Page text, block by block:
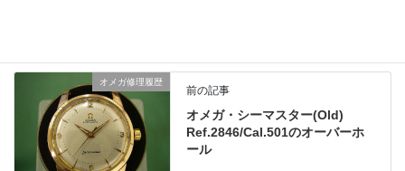
オメガ修理履歴
前の記事
オメガ・シーマスター(Old)
Ref.2846/Cal.501のオーバーホ
ール